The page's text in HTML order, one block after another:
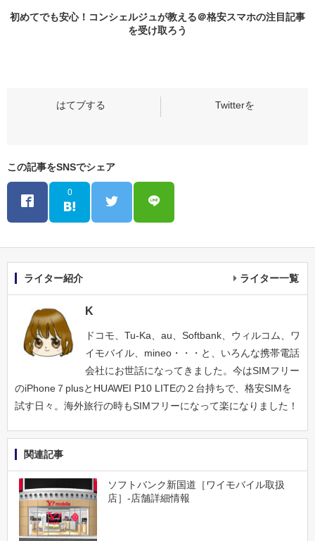
初めてでも安心！コンシェルジュが教える＠格安スマホの注目記事
を受け取ろう
この記事をSNSでシェア
0
ライター紹介 ライター一覧
K
ドコモ、Tu-Ka、au、Softbank、ウィルコム、ワ
イモバイル、mineo・・・と、いろんな携帯電話
会社にお世話になってきました。今はSIMフリー
のiPhone７plusとHUAWEI P10 LITEの２台持ちで、格安SIMを
試す日々。海外旅行の時もSIMフリーになって楽になりました！
関連記事
ソフトバンク新国道［ワイモバイル取扱
店］-店舗詳細情報